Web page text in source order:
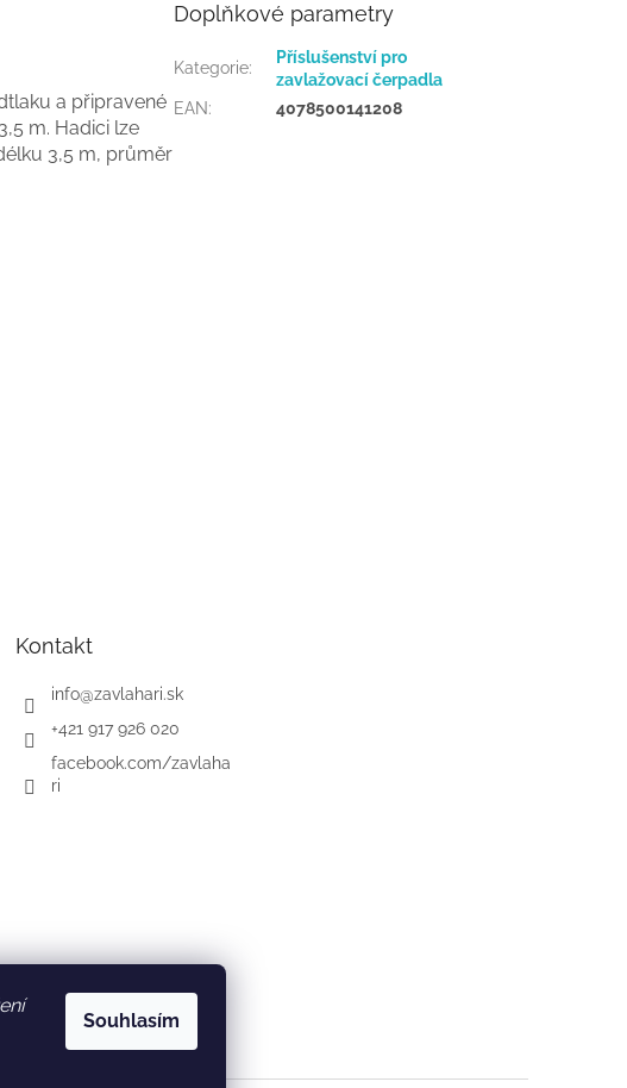
Souhlasím
a připravené
m. Hadici lze
3,5 m, průměr
Doplňkové parametry
Kategorie:
Příslušenství pro
zavlažovací čerpadla
EAN: 4078500141208
Kontakt
info@zavlahari.sk
+421 917 926 020
facebook.com/zavlaha
ri